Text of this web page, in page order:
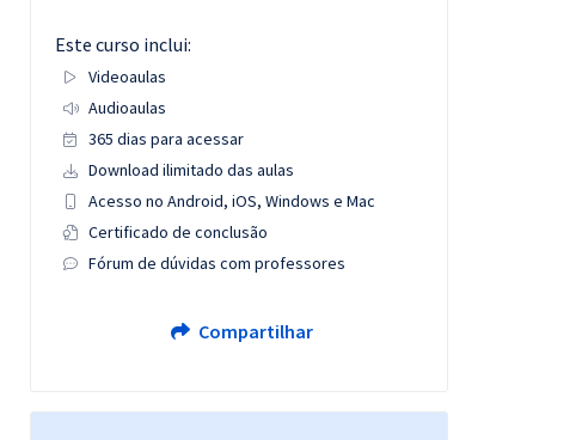
Este curso inclui:
Videoaulas
Audioaulas
365 dias para acessar
Download ilimitado das aulas
Acesso no Android, iOS, Windows e Mac
Certificado de conclusão
Fórum de dúvidas com professores
Compartilhar